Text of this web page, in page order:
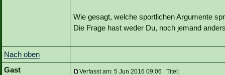
Wie gesagt, welche sportlichen Argumente
Die Frage hast weder Du, noch jemand
Nach oben
Gast
Verfasst am: 5 Jun 2016 09:06 Titel: